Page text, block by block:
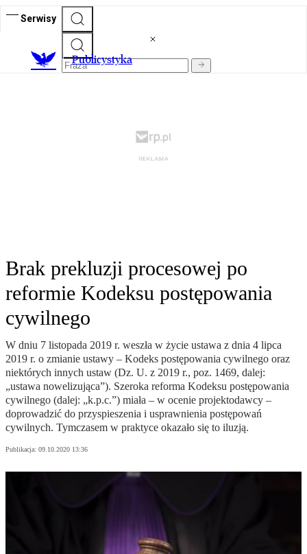
Serwisy
Publicystyka
Brak prekluzji procesowej po
reformie Kodeksu postępowania
cywilnego
W dniu 7 listopada 2019 r. weszła w życie ustawa z dnia 4 lipca
2019 r. o zmianie ustawy – Kodeks postępowania cywilnego oraz
niektórych innych ustaw (Dz. U. z 2019 r., poz. 1469, dalej:
„ustawa nowelizująca”). Szeroka reforma Kodeksu postępowania
cywilnego (dalej: „k.p.c.”) miała – w ocenie projektodawcy –
doprowadzić do przyspieszenia i usprawnienia postępowań
cywilnych. Tymczasem w praktyce okazało się to iluzją.
Publikacja: 09.10.2020 13:36